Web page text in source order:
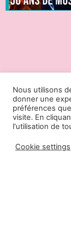
15.11.2022
Nous utilisons
donner une
préférences
visite. En
l'utilisation de
Cookie settings